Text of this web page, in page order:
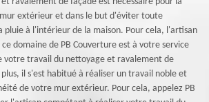
extérieur et dans le but d'éviter toute
pluie à l'intérieur de la maison. Pour cela, l'artisan
domaine de PB Couverture est à votre service
votre travail du nettoyage et ravalement de
il s'est habitué à réaliser un travail noble et
de votre mur extérieur. Pour cela, appelez PB